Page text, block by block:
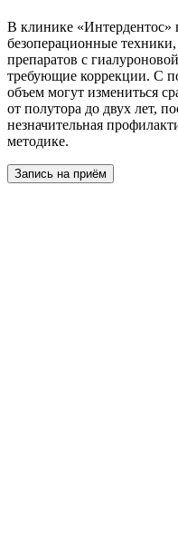
В клинике
безоперационные
препаратов с
требующие коррекции. С
объем могут измениться
от полутора до двух лет,
незначительная
методике.
Запись на приём